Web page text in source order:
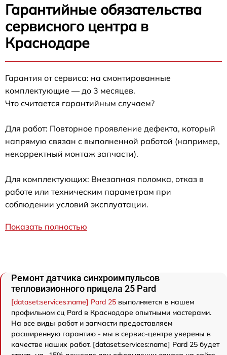
Гарантийные обязательства
сервисного центра в
Краснодаре
Гарантия от сервиса: на смонтированные
комплектующие — до 3 месяцев.
Что считается гарантийным случаем?
Для работ: Повторное проявление дефекта, который
напрямую связан с выполненной работой (например,
некорректный монтаж запчасти).
Для комплектующих: Внезапная поломка, отказ в
работе или техническим параметрам при
соблюдении условий эксплуатации.
Показать полностью
Ремонт датчика синхроимпульсов
тепловизионного прицела 25 Pard
[dataset:services:name] Pard 25 выполняется в нашем
профильном сц Pard в Краснодаре опытными мастерами.
На все виды работ и запчасти предоставляем
расширенную гарантию - мы в сервис-центре уверены в
качестве наших работ. [dataset:services:name] Pard 25 будет